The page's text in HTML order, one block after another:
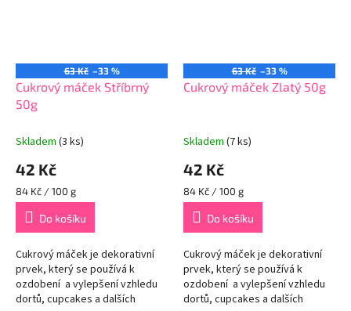
63 Kč –33 %
Cukrový máček Stříbrný
50g
Skladem (3 ks)
42 Kč
Měrná
cena:
84 Kč / 100 g
Do košíku
Cukrový máček je dekorativní
prvek, který se používá k
ozdobení a vylepšení vzhledu
dortů, cupcakes a dalších
63 Kč –33 %
Cukrový máček Zlatý 50g
Skladem (7 ks)
42 Kč
Měrná
cena:
84 Kč / 100 g
Do košíku
Cukrový máček je dekorativní
prvek, který se používá k
ozdobení a vylepšení vzhledu
dortů, cupcakes a dalších